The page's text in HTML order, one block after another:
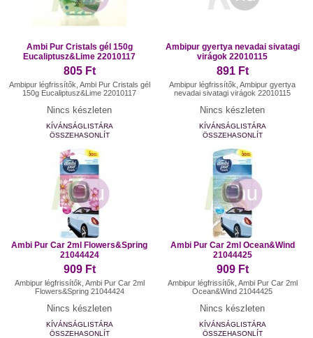
Ambi Pur Cristals gél 150g
Eucaliptusz&Lime 22010117
805 Ft
Ambipur légfrissítők, Ambi Pur Cristals gél
150g Eucaliptusz&Lime 22010117
Nincs készleten
KÍVÁNSÁGLISTÁRA
ÖSSZEHASONLÍT
Ambipur gyertya nevadai sivatagi
virágok 22010115
891 Ft
Ambipur légfrissítők, Ambipur gyertya
nevadai sivatagi virágok 22010115
Nincs készleten
KÍVÁNSÁGLISTÁRA
ÖSSZEHASONLÍT
Ambi Pur Car 2ml Flowers&Spring
21044424
909 Ft
Ambipur légfrissítők, Ambi Pur Car 2ml
Flowers&Spring 21044424
Nincs készleten
KÍVÁNSÁGLISTÁRA
ÖSSZEHASONLÍT
Ambi Pur Car 2ml Ocean&Wind
21044425
909 Ft
Ambipur légfrissítők, Ambi Pur Car 2ml
Ocean&Wind 21044425
Nincs készleten
KÍVÁNSÁGLISTÁRA
ÖSSZEHASONLÍT